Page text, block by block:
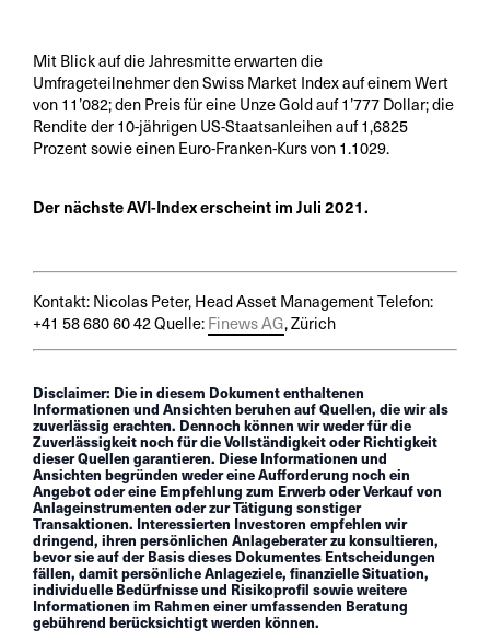
Mit Blick auf die Jahresmitte erwarten die
Umfrageteilnehmer den Swiss Market Index auf einem Wert
von 11’082; den Preis für eine Unze Gold auf 1’777 Dollar; die
Rendite der 10-jährigen US-Staatsanleihen auf 1,6825
Prozent sowie einen Euro-Franken-Kurs von 1.1029.
Der nächste AVI-Index erscheint im Juli 2021.
Kontakt: Nicolas Peter, Head Asset Management Telefon:
+41 58 680 60 42 Quelle: Finews AG, Zürich
Disclaimer: Die in diesem Dokument enthaltenen
Informationen und Ansichten beruhen auf Quellen, die wir als
zuverlässig erachten. Dennoch können wir weder für die
Zuverlässigkeit noch für die Vollständigkeit oder Richtigkeit
dieser Quellen garantieren. Diese Informationen und
Ansichten begründen weder eine Aufforderung noch ein
Angebot oder eine Empfehlung zum Erwerb oder Verkauf von
Anlageinstrumenten oder zur Tätigung sonstiger
Transaktionen. Interessierten Investoren empfehlen wir
dringend, ihren persönlichen Anlageberater zu konsultieren,
bevor sie auf der Basis dieses Dokumentes Entscheidungen
fällen, damit persönliche Anlageziele, finanzielle Situation,
individuelle Bedürfnisse und Risikoprofil sowie weitere
Informationen im Rahmen einer umfassenden Beratung
gebührend berücksichtigt werden können.